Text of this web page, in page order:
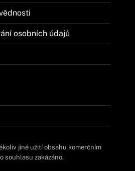
osobních údajů
jiné užití obsahu komerčním
souhlasu zakázáno.